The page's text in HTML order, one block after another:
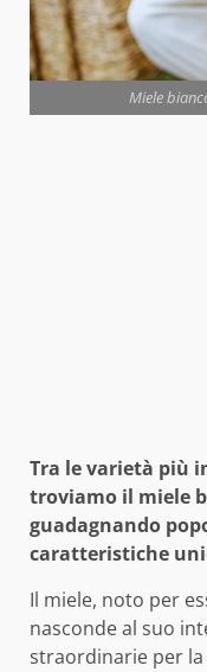
Miele
Tra le varietà più
troviamo il miele
guadagnando
caratteristiche
Il miele, noto per
nasconde al suo
straordinarie per